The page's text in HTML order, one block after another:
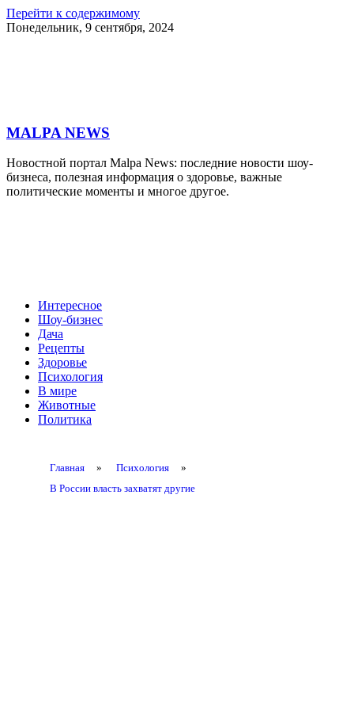
Перейти к содержимому
Понедельник, 9 сентября, 2024
MALPA NEWS
Новостной портал Malpa News: последние новости шоу-
бизнеса, полезная информация о здоровье, важные
политические моменты и многое другое.
Интересное
Шоу-бизнес
Дача
Рецепты
Здоровье
Психология
В мире
Животные
Политика
Главная » Психология
»
В России власть захватят другие